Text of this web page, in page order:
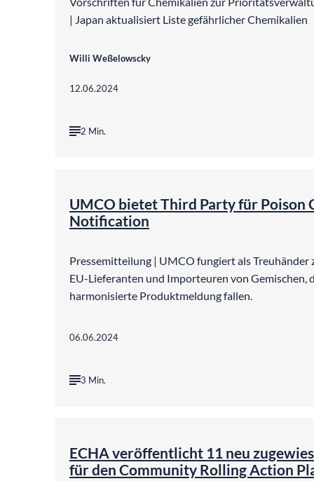
| Japan aktualisiert Liste gefährlicher Chemikalien
Willi Weßelowscky
12.06.2024
2 Min.
UMCO bietet Third Party für Poison
Notification
Pressemitteilung | UMCO fungiert als Treuhänder
EU-Lieferanten und Importeuren von Gemischen,
harmonisierte Produktmeldung fallen.
06.06.2024
3 Min.
ECHA veröffentlicht 11 neu
für den Community Rolling Action